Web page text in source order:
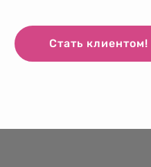
Стать клиентом!